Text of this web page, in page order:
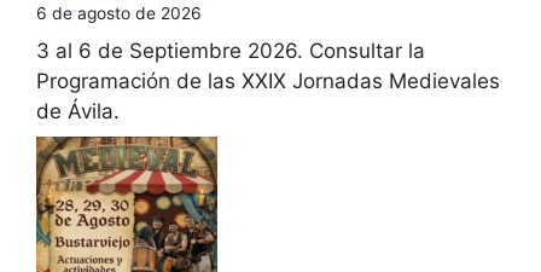
6 de agosto de 2026
3 al 6 de Septiembre 2026. Consultar la
Programación de las XXIX Jornadas Medievales
de Ávila.